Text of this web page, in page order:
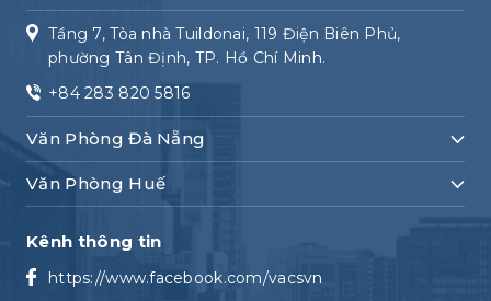
Tầng 7, Tòa nhà Tuildonai, 119 Điện Biên Phủ,
phường Tân Định, TP. Hồ Chí Minh.
+84 283 820 5816
Văn Phòng Đà Nẵng
Văn Phòng Huế
Kênh thông tin
https://www.facebook.com/vacsvn